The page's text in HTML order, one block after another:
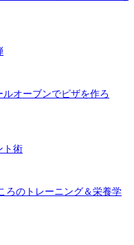
オーブンでピザを作ろ
ト術
ろのトレーニング＆栄養学